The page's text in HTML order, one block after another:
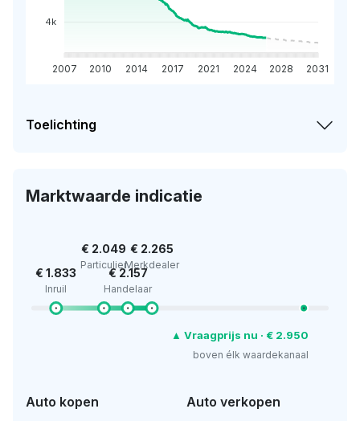
4k
2007 2010 2014 2017 2021 2024 2028 2031
Toelichting
Marktwaarde indicatie
€ 1.833
Inruil
€ 2.049
Particulier
€ 2.157
Handelaar
€ 2.265
Merkdealer
▲ Vraagprijs nu · € 2.950
boven élk waardekanaal
Auto kopen Auto verkopen